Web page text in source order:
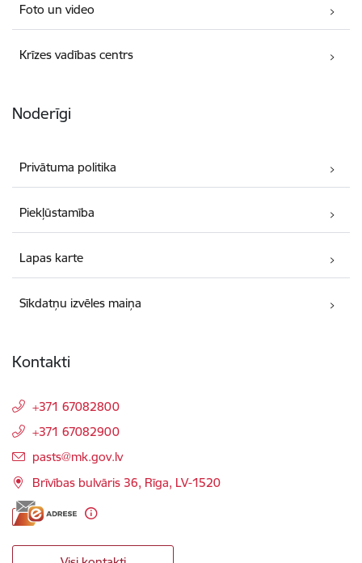
Foto un video
Krīzes vadības centrs
Noderīgi
Privātuma politika
Piekļūstamība
Lapas karte
Sīkdatņu izvēles maiņa
Kontakti
+371 67082800
+371 67082900
E-pasts:
pasts@mk.gov.lv
Brīvības bulvāris 36, Rīga, LV-1520